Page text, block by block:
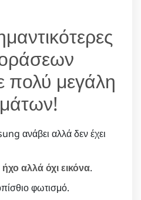
πολύ μεγάλη
ανάβει αλλά δεν έχει
αλλά όχι εικόνα.
φωτισμό.